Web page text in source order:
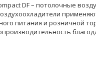
DF – потолочные
питания и розничной